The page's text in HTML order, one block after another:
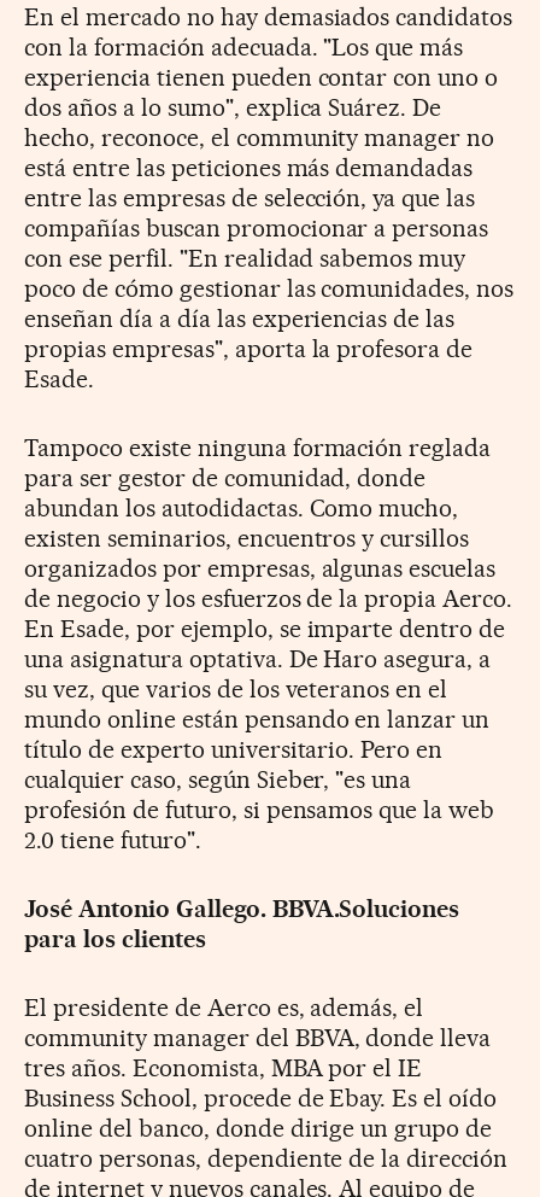
En el mercado no hay demasiados candidatos
con la formación adecuada. "Los que más
experiencia tienen pueden contar con uno o
dos años a lo sumo", explica Suárez. De
hecho, reconoce, el community manager no
está entre las peticiones más demandadas
entre las empresas de selección, ya que las
compañías buscan promocionar a personas
con ese perfil. "En realidad sabemos muy
poco de cómo gestionar las comunidades, nos
enseñan día a día las experiencias de las
propias empresas", aporta la profesora de
Esade.
Tampoco existe ninguna formación reglada
para ser gestor de comunidad, donde
abundan los autodidactas. Como mucho,
existen seminarios, encuentros y cursillos
organizados por empresas, algunas escuelas
de negocio y los esfuerzos de la propia Aerco.
En Esade, por ejemplo, se imparte dentro de
una asignatura optativa. De Haro asegura, a
su vez, que varios de los veteranos en el
mundo online están pensando en lanzar un
título de experto universitario. Pero en
cualquier caso, según Sieber, "es una
profesión de futuro, si pensamos que la web
2.0 tiene futuro".
José Antonio Gallego. BBVA.Soluciones
para los clientes
El presidente de Aerco es, además, el
community manager del BBVA, donde lleva
tres años. Economista, MBA por el IE
Business School, procede de Ebay. Es el oído
online del banco, donde dirige un grupo de
cuatro personas, dependiente de la dirección
de internet y nuevos canales. Al equipo de